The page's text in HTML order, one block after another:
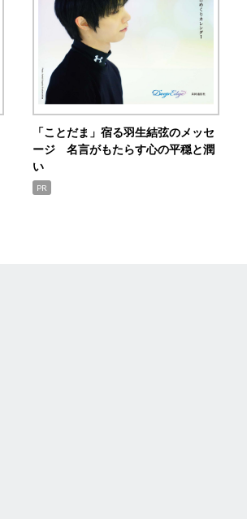
「ことだま」宿る羽生結弦のメッセ
ージ 名言がもたらす心の平穏と潤
い
PR